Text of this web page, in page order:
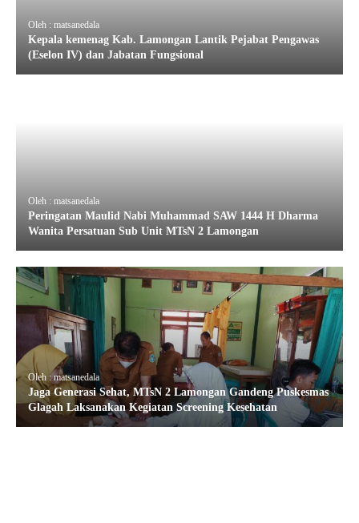
Oleh : matsanedala
Kepala kemenag Kab. Lamongan Lantik Pejabat Pengawas
(Eselon IV) dan Jabatan Fungsional
Oleh : matsanedala
Peringatan Maulid Nabi Muhammad SAW 1444 H Dharma
Wanita Persatuan Sub Unit MTsN 2 Lamongan
Oleh : matsanedala
Jaga Generasi Sehat, MTsN 2 Lamongan Gandeng Puskesmas
Glagah Laksanakan Kegiatan Screening Kesehatan